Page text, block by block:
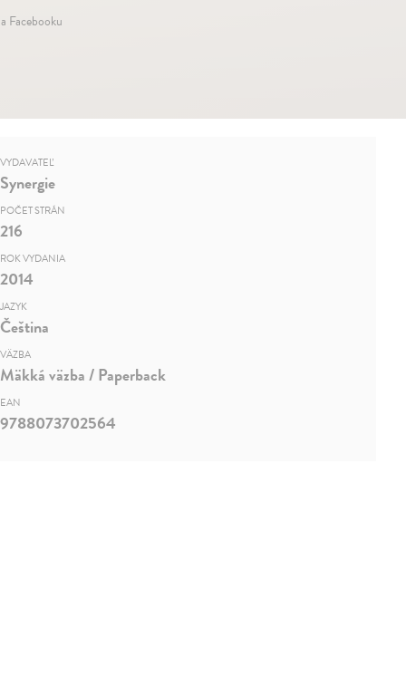
Facebooku
VYDAVATEĽ
Synergie
POČET STRÁN
216
ROK VYDANIA
2014
JAZYK
Čeština
VÄZBA
Mäkká väzba / Paperback
EAN
9788073702564